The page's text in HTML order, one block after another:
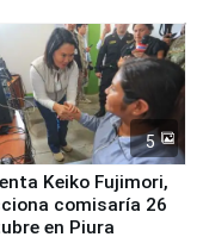
Colectivo"
5
Fujimori,
comisaría 26
en Piura